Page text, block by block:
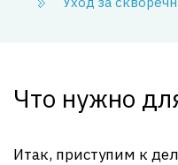
Что нужно
Итак, приступим к